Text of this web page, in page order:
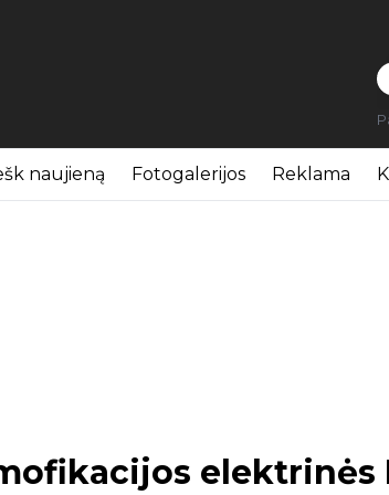
naujieną Fotogalerijos Reklama
elektrinės